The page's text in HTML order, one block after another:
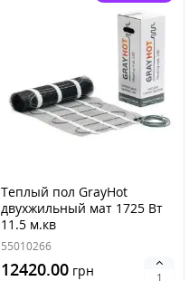
Теплый пол GrayHot
двухжильный мат 1725 Вт
11.5 м.кв
55010266
12420.00 грн